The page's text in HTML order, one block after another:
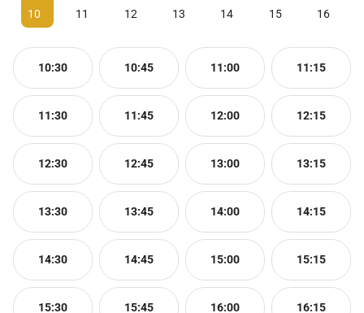
10 11 12 13 14 15 16
10:30 10:45 11:00 11:15
11:30 11:45 12:00 12:15
12:30 12:45 13:00 13:15
13:30 13:45 14:00 14:15
14:30 14:45 15:00 15:15
15:30 15:45 16:00 16:15